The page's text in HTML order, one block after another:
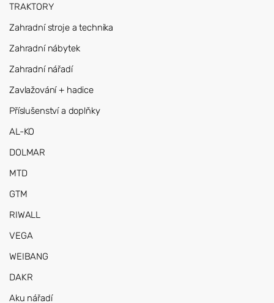
TRAKTORY
Zahradní stroje a technika
Zahradní nábytek
Zahradní nářadí
Zavlažování + hadice
Příslušenství a doplňky
AL-KO
DOLMAR
MTD
GTM
RIWALL
VEGA
WEIBANG
DAKR
Aku nářadí